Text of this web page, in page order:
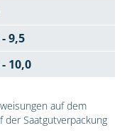
9,5
10,0
auf dem
Saatgutverpackung